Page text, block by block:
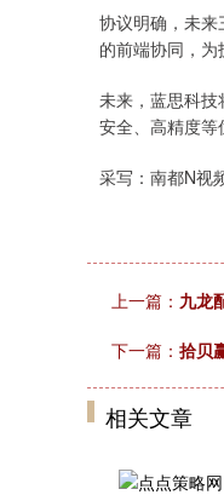
协议明确，未
的前端协同，为
未来，蓝思科
安全、高精度等
采写：南都N视
上一篇： 九龙
下一篇： 拾贝
相关文章
1.42%